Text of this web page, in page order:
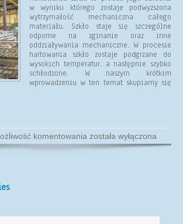
w wyniku którego zostaje podwyższona
wytrzymałość mechaniczna całego
materiału. Szkło staje się szczególne
odporne na zginanie oraz inne
oddziaływania mechaniczne. W procesie
hartowania szkło zostaje podgrzane do
wysokich temperatur, a następnie szybko
schłodzone. W naszym krótkim
wprowadzeniu w ten temat skupiamy się
komentowania Czym
zajmuje
została wyłączona